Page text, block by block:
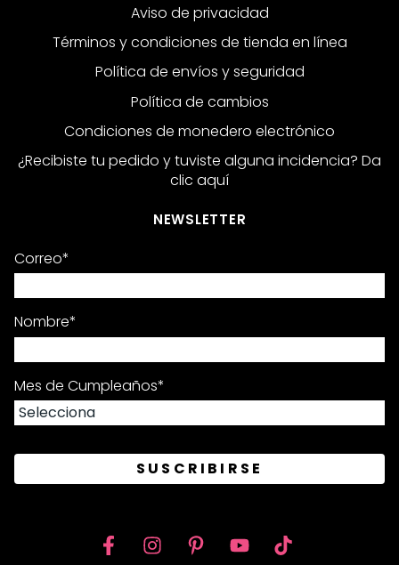
Aviso de privacidad
Términos y condiciones de tienda en línea
Política de envíos y seguridad
Política de cambios
Condiciones de monedero electrónico
¿Recibiste tu pedido y tuviste alguna incidencia? Da
clic aquí
NEWSLETTER
Correo*
Nombre*
Mes de Cumpleaños*